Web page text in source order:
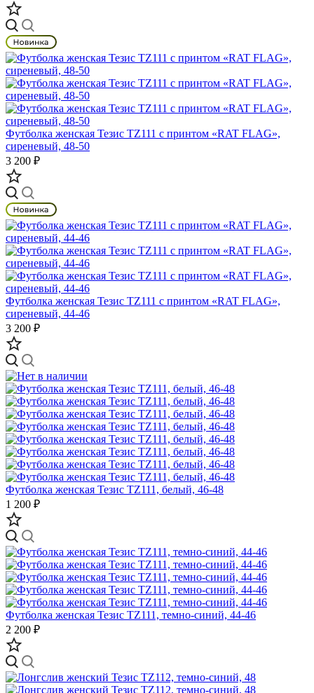
Футболка женская Тезис TZ111 с принтом «RAT FLAG»,
сиреневый, 48-50
3 200 ₽
Футболка женская Тезис TZ111 с принтом «RAT FLAG»,
сиреневый, 44-46
3 200 ₽
Футболка женская Тезис TZ111, белый, 46-48
1 200 ₽
Футболка женская Тезис TZ111, темно-синий, 44-46
2 200 ₽